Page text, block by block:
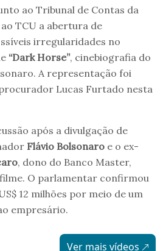
ao Tribunal de Contas da
TCU a abertura de
irregularidades no
“Dark Horse”, cinebiografia do
A representação foi
Lucas Furtado nesta
após a divulgação de
Flávio Bolsonaro e o ex-
, dono do Banco Master,
O parlamentar confirmou
12 milhões por meio de um
empresário.
Ver mais vídeos